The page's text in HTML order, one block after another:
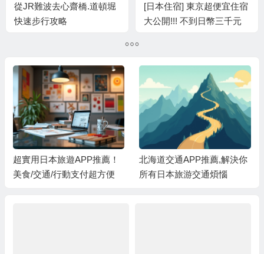
從JR難波去心齋橋.道頓堀
快速步行攻略
[日本住宿] 東京超便宜住宿
大公開!!! 不到日幣三千元
超實用日本旅遊APP推薦！
美食/交通/行動支付超方便
北海道交通APP推薦,解決你
所有日本旅游交通煩惱